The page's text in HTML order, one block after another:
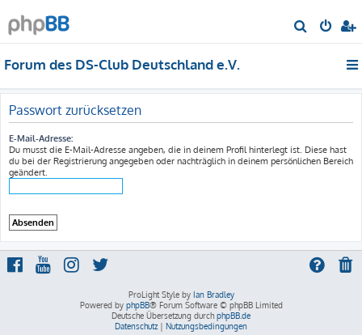
u
Forum des DS-Club Deutschland e.V.
Passwort zurücksetzen
E-Mail-Adresse:
Du musst die E-Mail-Adresse angeben, die in deinem Profil hinterlegt ist. Diese hast
du bei der Registrierung angegeben oder nachträglich in deinem persönlichen Bereich
geändert.
ProLight Style by Ian Bradley
Powered by phpBB® Forum Software © phpBB Limited
Deutsche Übersetzung durch phpBB.de
Datenschutz | Nutzungsbedingungen